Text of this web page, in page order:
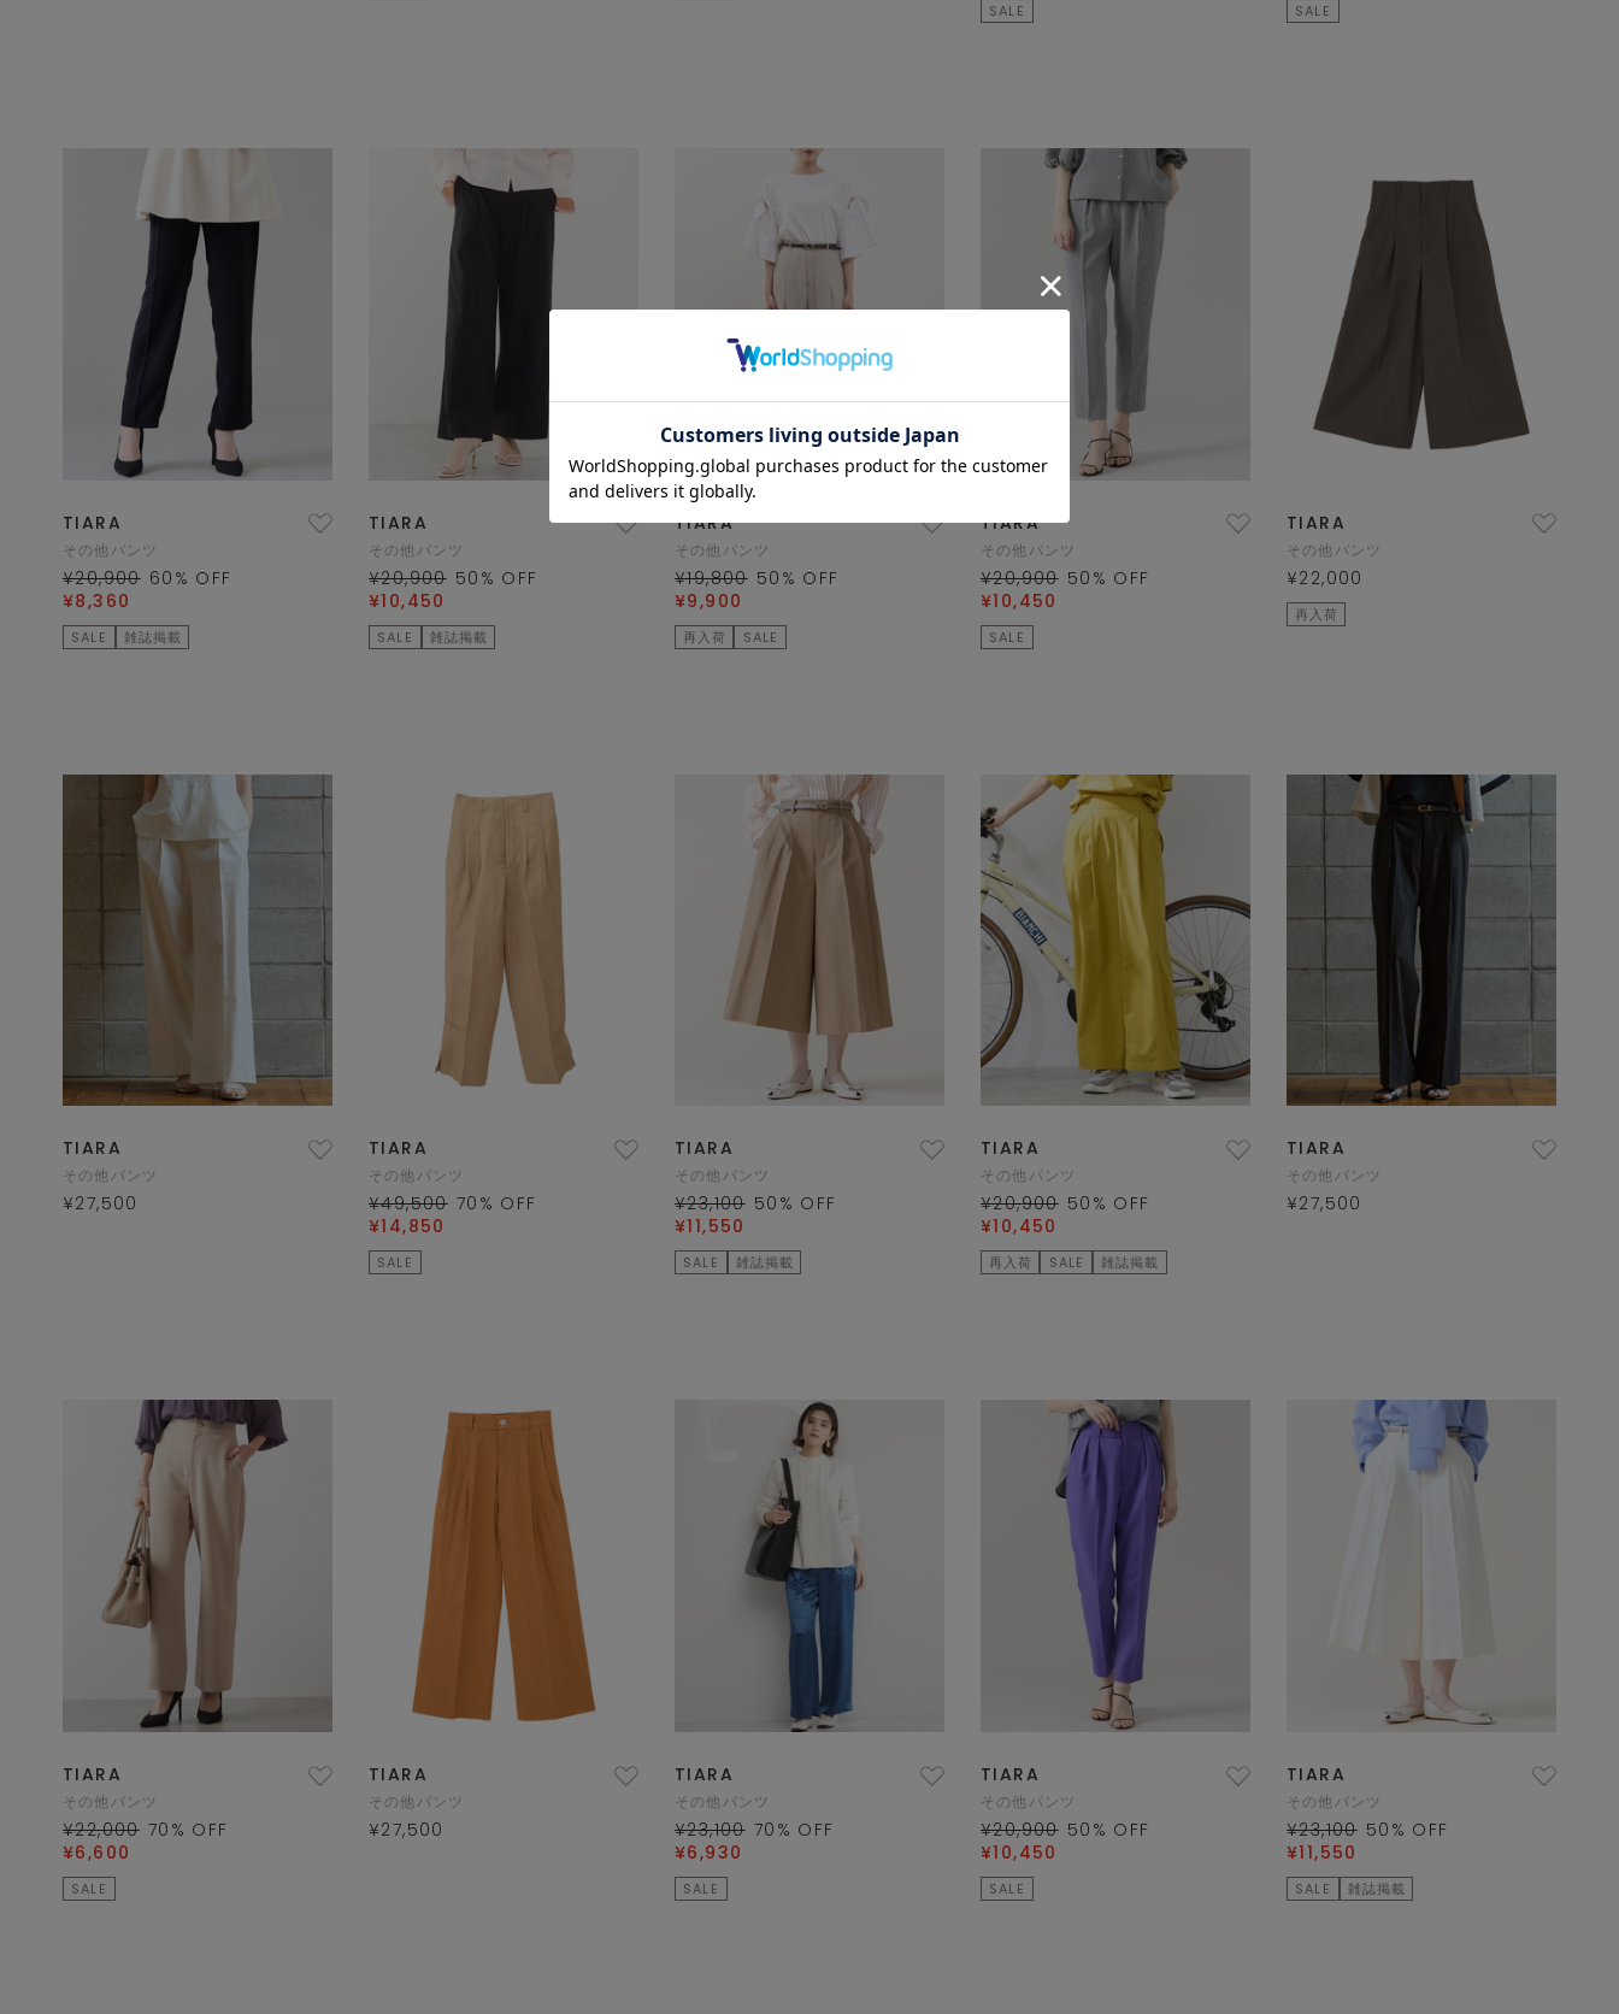
SALE SALE
TIARA
その他パンツ
¥20,900 60 % OFF
¥8,360
SALE 雑誌掲載
TIARA
その他パンツ
¥20,900 50 % OFF
¥10,450
SALE 雑誌掲載
TIARA
その他パンツ
¥19,800 50 % OFF
¥9,900
再入荷 SALE
TIARA
その他パンツ
¥20,900 50 % OFF
¥10,450
SALE
TIARA
その他パンツ
¥22,000
再入荷
TIARA
その他パンツ
¥27,500
TIARA
その他パンツ
¥49,500 70 % OFF
¥14,850
SALE
TIARA
その他パンツ
¥23,100 50 % OFF
¥11,550
SALE 雑誌掲載
TIARA
その他パンツ
¥20,900 50 % OFF
¥10,450
再入荷 SALE 雑誌掲載
TIARA
その他パンツ
¥27,500
TIARA
その他パンツ
¥22,000 70 % OFF
¥6,600
SALE
TIARA
その他パンツ
¥27,500
TIARA
その他パンツ
¥23,100 70 % OFF
¥6,930
SALE
TIARA
その他パンツ
¥20,900 50 % OFF
¥10,450
SALE
TIARA
その他パンツ
¥23,100 50 % OFF
¥11,550
SALE 雑誌掲載